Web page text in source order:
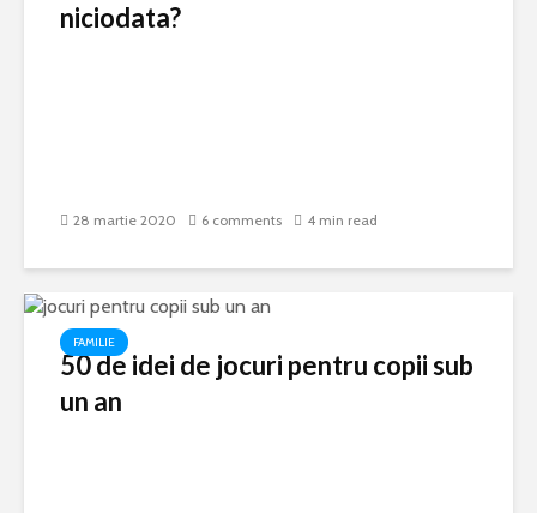
niciodata?
28 martie 2020 6 comments 4 min read
FAMILIE
50 de idei de jocuri pentru copii sub
un an